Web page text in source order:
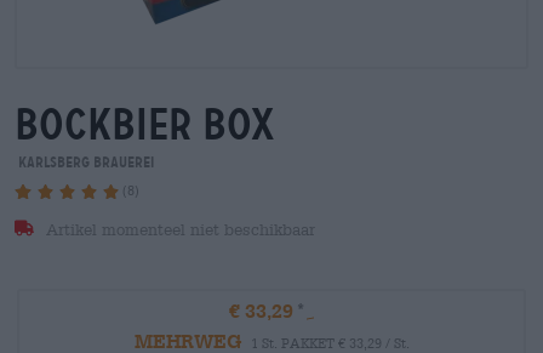
bockbier box
Karlsberg Brauerei
(8)
Artikel momenteel niet beschikbaar
€ 33,29
MEHRWEG
1 St. PAKKET € 33,29 / St.